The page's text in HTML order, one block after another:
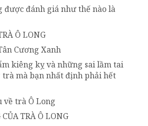
được đánh giá như thế nào là
Ô LONG
Cương Xanh
kiêng kỵ và những sai lầm tai
mà bạn nhất định phải hết
về trà Ô Long
CỦA TRÀ Ô LONG